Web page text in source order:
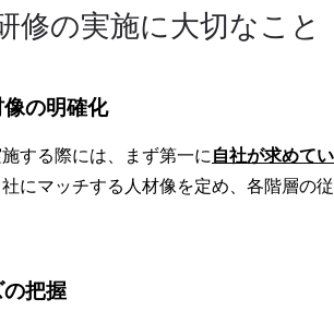
修の実施に大切なこと
の明確化
する際には、まず第一に自社が求めて
にマッチする人材像を定め、各階層の
把握